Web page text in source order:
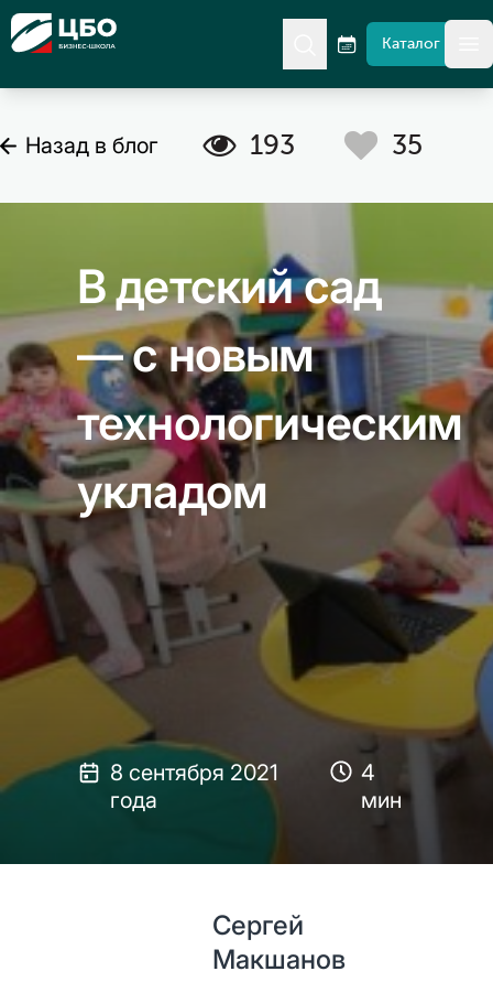
CBO
Каталог
Назад в блог A 193 C 35
В детский сад
— с новым
технологическим
укладом
8 сентября 2021
года
4
мин
Сергей
Макшанов